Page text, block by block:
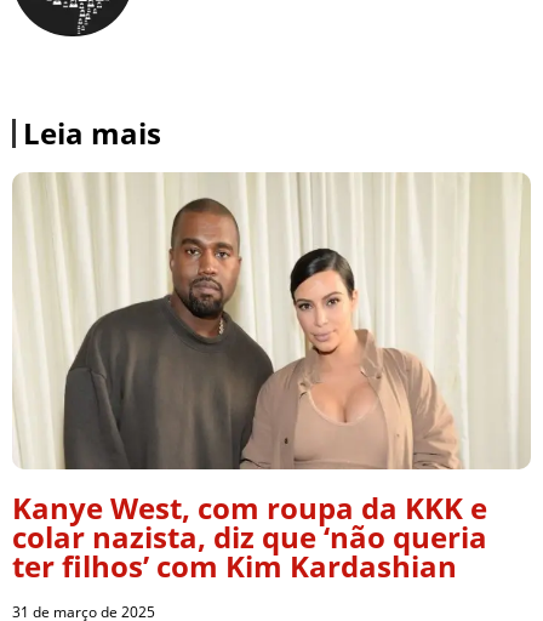
Leia mais
Kanye West, com roupa da KKK e
colar nazista, diz que ‘não queria
ter filhos’ com Kim Kardashian
31 de março de 2025